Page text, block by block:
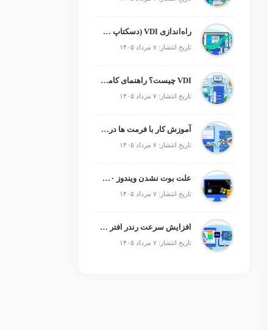
راه‌اندازی VDI (دسکتاپ مجازی)
تاریخ انتشار: ۷ مرداد ۱۴۰۵
VDI چیست؟ راهنمای کامل زیرساخت دسکتاپ مجازی
تاریخ انتشار: ۷ مرداد ۱۴۰۵
آموزش کار با فرمت ها در پایتون
تاریخ انتشار: ۷ مرداد ۱۴۰۵
علت بوت نشدن ویندوز ۱۰ و ۱۱ + آموزش رفع مشکل (راهنمای گام‌به‌گام)
تاریخ انتشار: ۷ مرداد ۱۴۰۵
افزایش سرعت رندر افتر افکت؛ رفع کندی After Effects
تاریخ انتشار: ۷ مرداد ۱۴۰۵